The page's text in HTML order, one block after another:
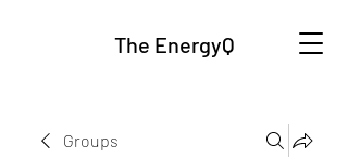
The EnergyQ
Groups